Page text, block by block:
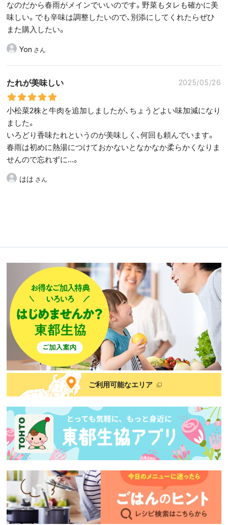
なのだから春雨がメインでいいのです。野菜もタレも確かに美
味しい。でも辛味は調整したいので、別添にしてくれたらぜひ
また購入したい。
Yon
たれが美味しい 2025/05/26
小松菜2株と牛肉を追加しましたが、ちょうどよい味加減になり
ました。
いろどり香味たれというのが美味しく、何回も頼んでいます。
春雨は初めに熱湯につけておかないとなかなか柔らかくなりま
せんので忘れずに…。
はは
ご利用可能なエリア